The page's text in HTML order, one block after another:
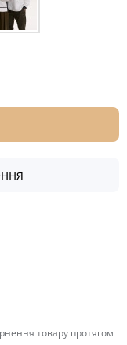
товару протягом